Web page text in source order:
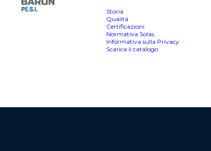
Storia
Qualità
Certificazioni
Normativa Solas
Informativa sulla Privacy
Scarica il catalogo